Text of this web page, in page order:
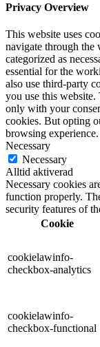
Privacy Overview
This website uses
navigate through the
categorized as
essential for the
also use third-party
you use this
only with your
cookies. But opting
browsing experience.
Necessary
Necessary
Alltid aktiverad
Necessary cookies
function properly.
security features of
Cookie
cookielawinfo-
checkbox-analytics
cookielawinfo-
checkbox-functional